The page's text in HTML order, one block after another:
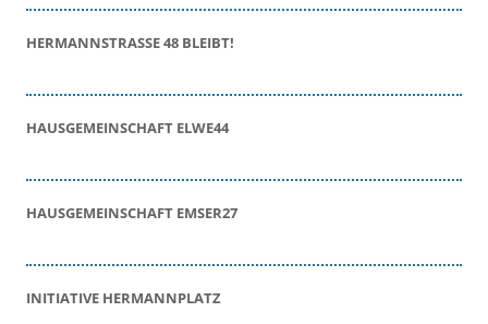
HERMANNSTRASSE 48 BLEIBT!
HAUSGEMEINSCHAFT ELWE44
HAUSGEMEINSCHAFT EMSER27
INITIATIVE HERMANNPLATZ